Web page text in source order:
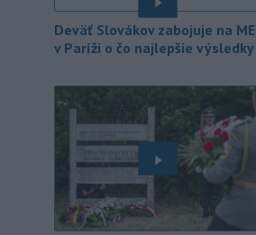
15:21 - Piatkový požiar v
bratislavskej rafinérii Slovnaft je
pod kontrolou.Príčina jeho vzniku
TASR to potvrdil hovorca rafinérie
Anton Molnár.
15:17 - Ministerstvo kultúry (MK) SR
upraví verziu opatrenia o
podrobnostiach poskytovania dotácií v
pôsobnosti rezortu.
14:17 - V bratislavskej rafinérii
Deväť Slovákov zabojuje na ME
v Paríži o čo najlepšie výsledky